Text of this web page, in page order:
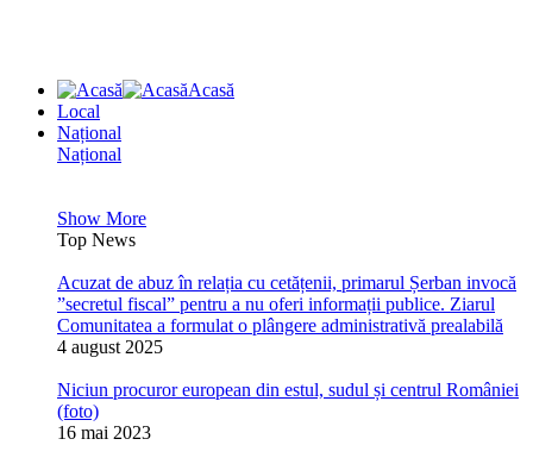
Acasă
Local
Național
Național
Show More
Top News
Acuzat de abuz în relația cu cetățenii, primarul Șerban invocă
”secretul fiscal” pentru a nu oferi informații publice. Ziarul
Comunitatea a formulat o plângere administrativă prealabilă
4 august 2025
Niciun procuror european din estul, sudul și centrul României
(foto)
16 mai 2023